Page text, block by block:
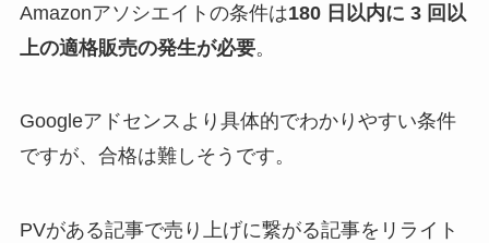
Amazonアソシエイトの条件は180 日以内に 3 回以
上の適格販売の発生が必要。
Googleアドセンスより具体的でわかりやすい条件
ですが、合格は難しそうです。
PVがある記事で売り上げに繋がる記事をリライト